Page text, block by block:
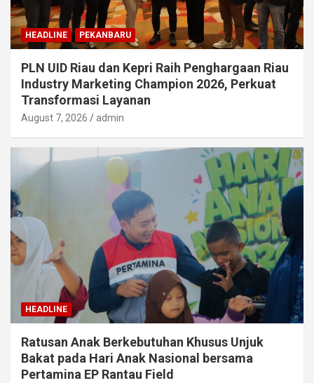
HEADLINE PEKANBARU
PLN UID Riau dan Kepri Raih Penghargaan Riau
Industry Marketing Champion 2026, Perkuat
Transformasi Layanan
August 7, 2026 admin
HEADLINE
Ratusan Anak Berkebutuhan Khusus Unjuk
Bakat pada Hari Anak Nasional bersama
Pertamina EP Rantau Field